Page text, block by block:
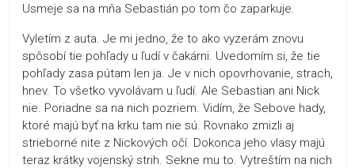
Usmeje sa na mňa Sebastián po tom čo zaparkuje.
Vyletím z auta. Je mi jedno, že to ako vyzerám znovu
spôsobí tie pohľady u ľudí v čakárni. Uvedomím si, že tie
pohľady zasa pútam len ja. Je v nich opovrhovanie, strach,
hnev. To všetko vyvolávam u ľudí. Ale Sebastian ani Nick
nie. Poriadne sa na nich pozriem. Vidím, že Sebove hady,
ktoré majú byť na krku tam nie sú. Rovnako zmizli aj
strieborné nite z Nickových očí. Dokonca jeho vlasy majú
teraz krátky vojenský strih. Sekne mu to. Vytreštím na nich